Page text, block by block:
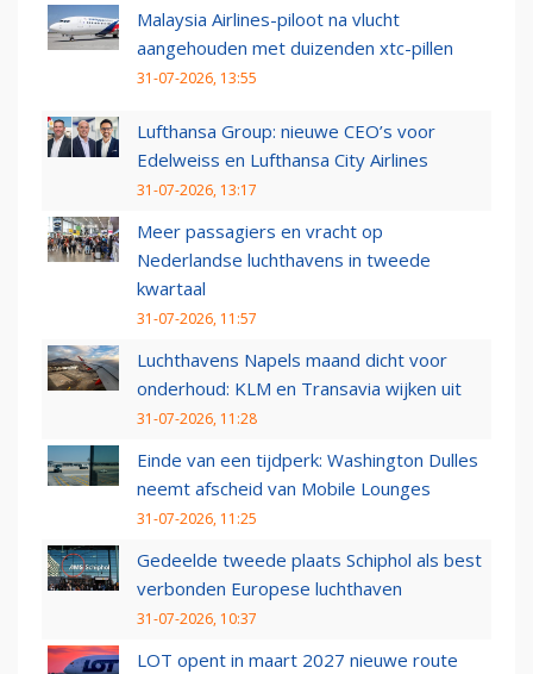
Malaysia Airlines-piloot na vlucht
aangehouden met duizenden xtc-pillen
31-07-2026, 13:55
Lufthansa Group: nieuwe CEO’s voor
Edelweiss en Lufthansa City Airlines
31-07-2026, 13:17
Meer passagiers en vracht op
Nederlandse luchthavens in tweede
kwartaal
31-07-2026, 11:57
Luchthavens Napels maand dicht voor
onderhoud: KLM en Transavia wijken uit
31-07-2026, 11:28
Einde van een tijdperk: Washington Dulles
neemt afscheid van Mobile Lounges
31-07-2026, 11:25
Gedeelde tweede plaats Schiphol als best
verbonden Europese luchthaven
31-07-2026, 10:37
LOT opent in maart 2027 nieuwe route